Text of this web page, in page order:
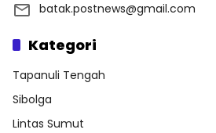
batak.postnews@gmail.com
Kategori
Tapanuli Tengah
Sibolga
Lintas Sumut